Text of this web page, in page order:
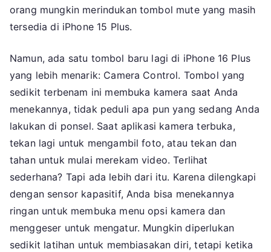
orang mungkin merindukan tombol mute yang masih
tersedia di iPhone 15 Plus.
Namun, ada satu tombol baru lagi di iPhone 16 Plus
yang lebih menarik: Camera Control. Tombol yang
sedikit terbenam ini membuka kamera saat Anda
menekannya, tidak peduli apa pun yang sedang Anda
lakukan di ponsel. Saat aplikasi kamera terbuka,
tekan lagi untuk mengambil foto, atau tekan dan
tahan untuk mulai merekam video. Terlihat
sederhana? Tapi ada lebih dari itu. Karena dilengkapi
dengan sensor kapasitif, Anda bisa menekannya
ringan untuk membuka menu opsi kamera dan
menggeser untuk mengatur. Mungkin diperlukan
sedikit latihan untuk membiasakan diri, tetapi ketika